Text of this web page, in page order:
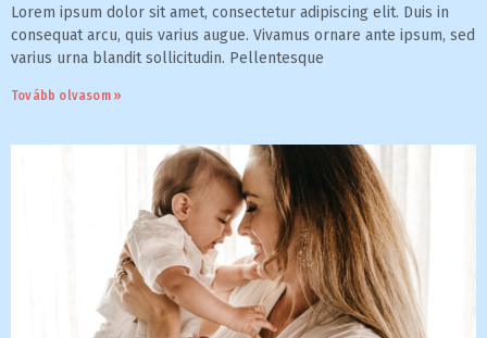
Lorem ipsum dolor sit amet, consectetur adipiscing elit. Duis in
consequat arcu, quis varius augue. Vivamus ornare ante ipsum, sed
varius urna blandit sollicitudin. Pellentesque
Tovább olvasom »